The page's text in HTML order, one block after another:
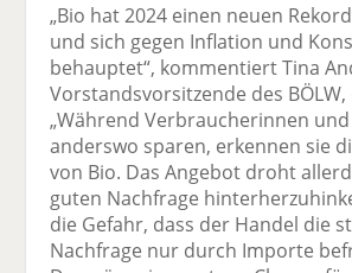
„Bio hat 2024 einen neuen
und sich gegen Inflation und
behauptet“, kommentiert Tina
Vorstandsvorsitzende des BÖLW,
„Während Verbraucherinnen
anderswo sparen, erkennen sie
von Bio. Das Angebot droht
guten Nachfrage
die Gefahr, dass der Handel die
Nachfrage nur durch Importe